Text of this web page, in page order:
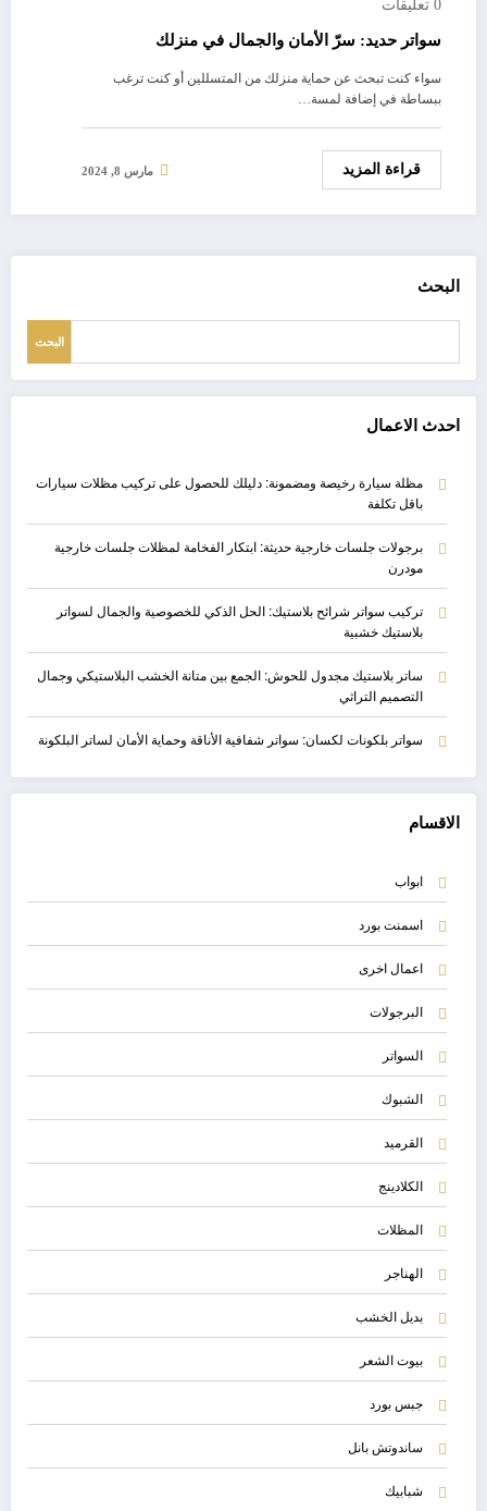
0 تعليقات
سواتر حديد: سرّ الأمان والجمال في منزلك
سواء كنت تبحث عن حماية منزلك من المتسللين أو كنت ترغب
ببساطة في إضافة لمسة…
قراءة المزيد مارس 8, 2024
البحث
البحث
احدث الاعمال
مظلة سيارة رخيصة ومضمونة: دليلك للحصول على تركيب مظلات سيارات
باقل تكلفة
برجولات جلسات خارجية حديثة: ابتكار الفخامة لمظلات جلسات خارجية
مودرن
تركيب سواتر شرائح بلاستيك: الحل الذكي للخصوصية والجمال لسواتر
بلاستيك خشبية
ساتر بلاستيك مجدول للحوش: الجمع بين متانة الخشب البلاستيكي وجمال
التصميم التراثي
سواتر بلكونات لكسان: سواتر شفافية الأناقة وحماية الأمان لساتر البلكونة
الاقسام
ابواب
اسمنت بورد
اعمال اخرى
البرجولات
السواتر
الشبوك
القرميد
الكلادينج
المظلات
الهناجر
بديل الخشب
بيوت الشعر
جبس بورد
ساندوتش بانل
شبابيك